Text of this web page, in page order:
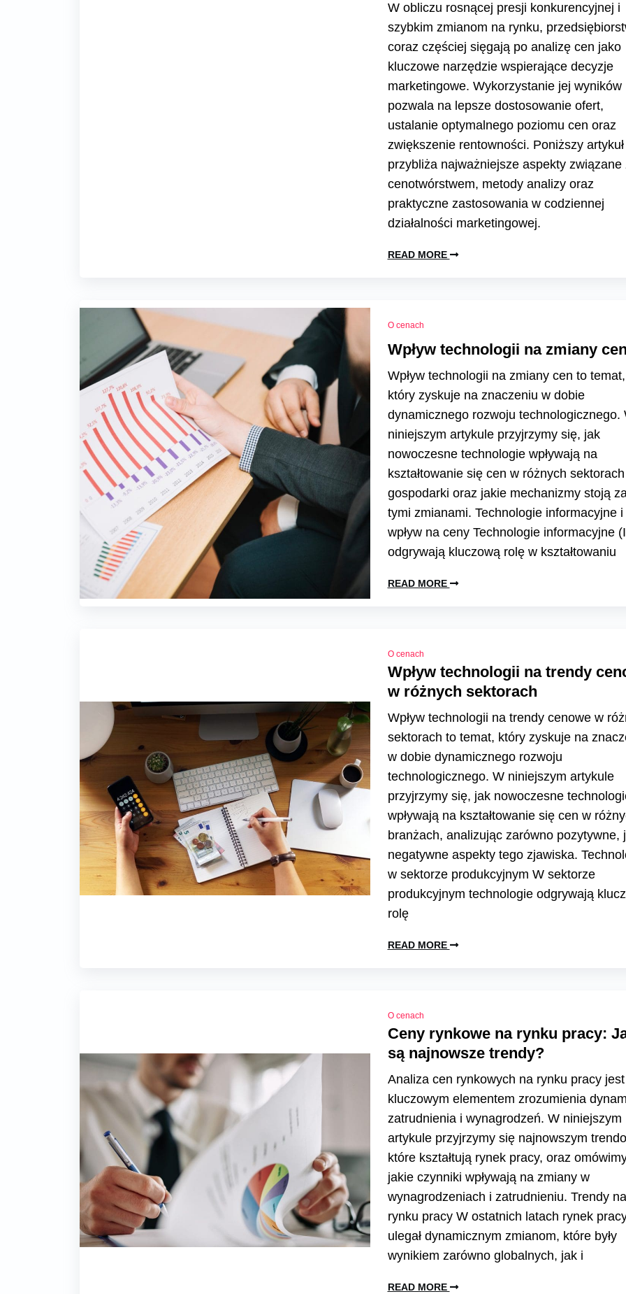
W obliczu rosnącej presji konkurencyjnej i
szybkim zmianom na rynku,
coraz częściej sięgają po analizę cen jako
kluczowe narzędzie wspierające decyzje
marketingowe. Wykorzystanie jej wyników
pozwala na lepsze dostosowanie ofert,
ustalanie optymalnego poziomu cen oraz
zwiększenie rentowności. Poniższy artykuł
przybliża najważniejsze aspekty związane
cenotwórstwem, metody analizy oraz
praktyczne zastosowania w codziennej
działalności marketingowej.
READ MORE
O cenach
Wpływ technologii na zmiany
Wpływ technologii na zmiany cen to temat,
który zyskuje na znaczeniu w dobie
dynamicznego rozwoju technologicznego.
niniejszym artykule przyjrzymy się, jak
nowoczesne technologie wpływają na
kształtowanie się cen w różnych sektorach
gospodarki oraz jakie mechanizmy stoją
tymi zmianami. Technologie informacyjne i
wpływ na ceny Technologie informacyjne
odgrywają kluczową rolę w kształtowaniu
READ MORE
O cenach
Wpływ technologii na trendy
w różnych sektorach
Wpływ technologii na trendy cenowe w
sektorach to temat, który zyskuje na
w dobie dynamicznego rozwoju
technologicznego. W niniejszym artykule
przyjrzymy się, jak nowoczesne
wpływają na kształtowanie się cen w
branżach, analizując zarówno pozytywne,
negatywne aspekty tego zjawiska.
w sektorze produkcyjnym W sektorze
produkcyjnym technologie odgrywają
rolę
READ MORE
O cenach
Ceny rynkowe na rynku pracy:
są najnowsze trendy?
Analiza cen rynkowych na rynku pracy jest
kluczowym elementem zrozumienia
zatrudnienia i wynagrodzeń. W niniejszym
artykule przyjrzymy się najnowszym
które kształtują rynek pracy, oraz
jakie czynniki wpływają na zmiany w
wynagrodzeniach i zatrudnieniu. Trendy na
rynku pracy W ostatnich latach rynek
ulegał dynamicznym zmianom, które były
wynikiem zarówno globalnych, jak i
READ MORE